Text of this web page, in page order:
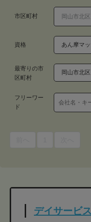
市区町村
資格 あん摩マ
最寄りの市
区町村
岡山市北区
フリーワー
ド
デイサービ